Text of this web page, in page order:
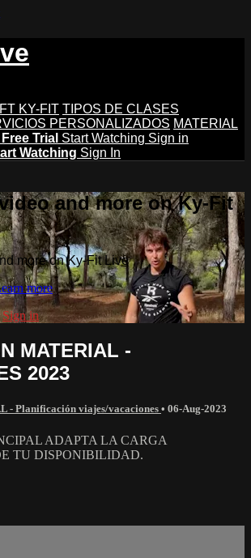
KY-FIT TIPOS DE CLASES
PERSONALIZADOS MATERIAL
Trial Start Watching Sign in
Watching Sign In
and more on Ky-Fit
more on Ky-Fit Live
more
Sign in
MATERIAL -
2023
- Planificación viajes/vacaciones • 06-Aug-2023
ADAPTA LA CARGA
TU DISPONIBILIDAD.